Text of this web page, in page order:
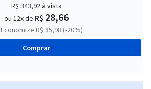
R$ 343,92à vista
ou 12x de R$ 28,66
Economize R$ 85,98 (-20%)
Comprar